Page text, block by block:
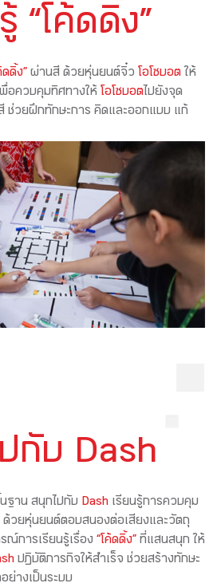
“โค้ดดิ้ง”
ดดิ้ง” ผ่านสี ด้วยหุ่นยนต์จิ๋ว โอโซบอต ให้
อควบคุมทิศทางให้ โอโซบอตไปยังจุด
ช่วยฝึกทักษะการ คิดและออกแบบ แก้
กับ Dash
ฐาน สนุกไปกับ Dash เรียนรู้การควบคุม
ด้วยหุ่นยนต์ตอบสนองต่อเสียงและวัตถุ
ณ์การเรียนรู้เรื่อง
“โค้ดดิ้ง”
ที่แสนสนุก ให้
ปฏิบัติภารกิจให้สำเร็จ ช่วยสร้างทักษะ
ย่างเป็นระบบ